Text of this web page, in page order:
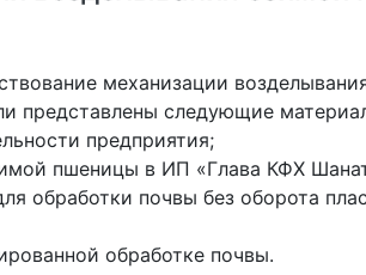
механизации
представлены следующие
предприятия;
пшеницы в ИП «Глава КФХ
обработки почвы без оборота
обработке почвы.